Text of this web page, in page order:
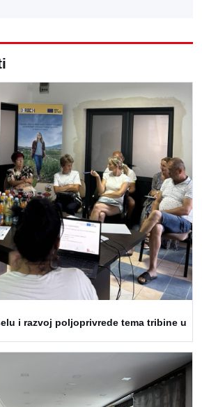
i razvoj poljoprivrede tema tribine u